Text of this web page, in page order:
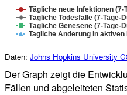
Tägliche neue Infektionen
Tägliche Todesfälle (7-Tage-
Tägliche Genesene (7-Tage-
Tagliche Änderung in
Daten: Johns Hopkins University
Der Graph zeigt die
Fällen und abgeleiteten